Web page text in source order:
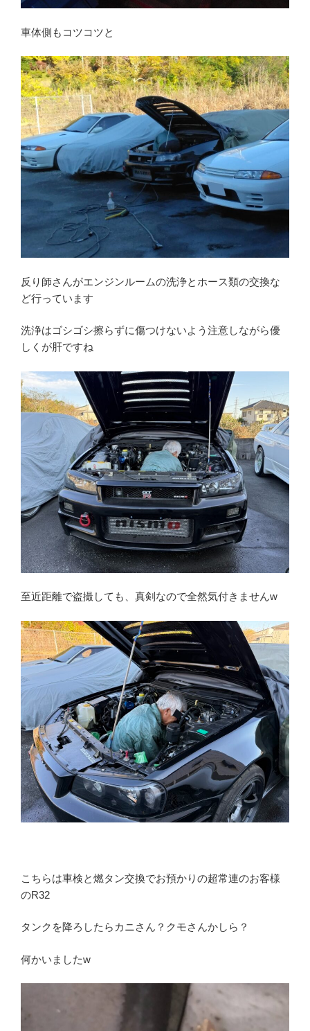
車体側もコツコツと
反り師さんがエンジンルームの洗浄とホース類の交換な
ど行っています
洗浄はゴシゴシ擦らずに傷つけないよう注意しながら優
しくが肝ですね
至近距離で盗撮しても、真剣なので全然気付きませんw
こちらは車検と燃タン交換でお預かりの超常連のお客様
のR32
タンクを降ろしたらカニさん？クモさんかしら？
何かいましたw